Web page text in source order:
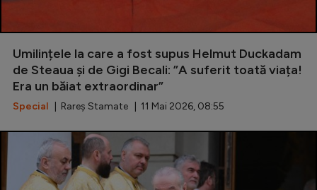
Umilințele la care a fost supus Helmut Duckadam
de Steaua și de Gigi Becali: ”A suferit toată viața!
Era un băiat extraordinar”
Special | Rareș Stamate | 11 Mai 2026, 08:55